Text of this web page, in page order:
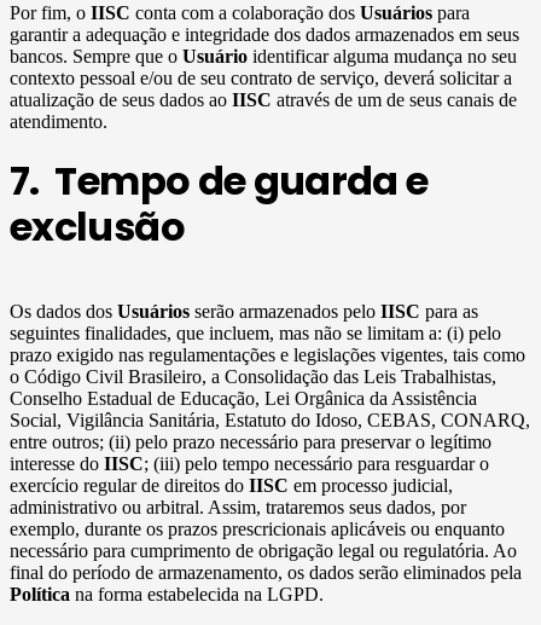
Por fim, o IISC conta com a colaboração dos Usuários para
garantir a adequação e integridade dos dados armazenados em seus
bancos. Sempre que o Usuário identificar alguma mudança no seu
contexto pessoal e/ou de seu contrato de serviço, deverá solicitar a
atualização de seus dados ao IISC através de um de seus canais de
atendimento.
7. Tempo de guarda e
exclusão
Os dados dos Usuários serão armazenados pelo IISC para as
seguintes finalidades, que incluem, mas não se limitam a: (i) pelo
prazo exigido nas regulamentações e legislações vigentes, tais como
o Código Civil Brasileiro, a Consolidação das Leis Trabalhistas,
Conselho Estadual de Educação, Lei Orgânica da Assistência
Social, Vigilância Sanitária, Estatuto do Idoso, CEBAS, CONARQ,
entre outros; (ii) pelo prazo necessário para preservar o legítimo
interesse do IISC; (iii) pelo tempo necessário para resguardar o
exercício regular de direitos do IISC em processo judicial,
administrativo ou arbitral. Assim, trataremos seus dados, por
exemplo, durante os prazos prescricionais aplicáveis ou enquanto
necessário para cumprimento de obrigação legal ou regulatória. Ao
final do período de armazenamento, os dados serão eliminados pela
Política na forma estabelecida na LGPD.